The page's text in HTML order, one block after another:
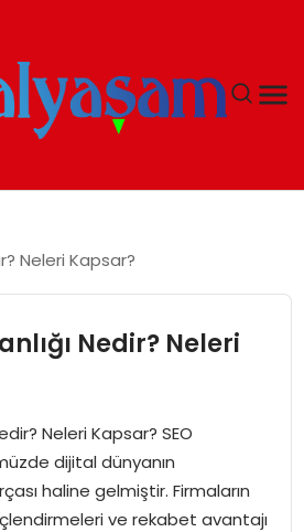
Neleri Kapsar?
Nedir? Neleri
Neleri Kapsar? SEO
dijital dünyanın
haline gelmiştir. Firmaların
ve rekabet avantajı